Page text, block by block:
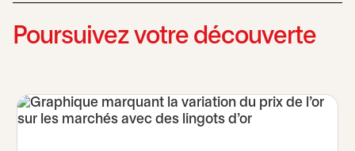
Poursuivez votre découverte